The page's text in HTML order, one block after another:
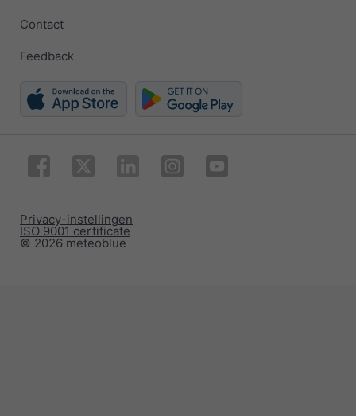
Contact
Feedback
© 2026 meteoblue
ISO 9001 certificate
Privacy-instellingen